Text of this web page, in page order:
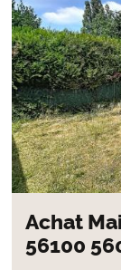
Achat
56100